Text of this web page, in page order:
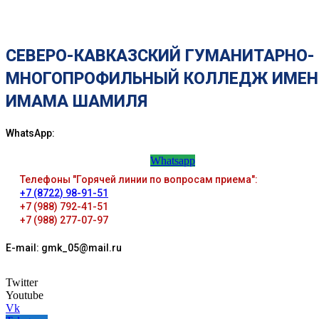
СЕВЕРО-КАВКАЗСКИЙ ГУМАНИТАРНО-
МНОГОПРОФИЛЬНЫЙ КОЛЛЕДЖ
ИМАМА ШАМИЛЯ
WhatsApp:
Whatsapp
Телефоны "Горячей линии по вопросам приема":
+7 (8722) 98-91-51
+7 (988) 792-41-51
+7 (988) 277-07-97
E-mail: gmk_05@mail.ru
Twitter
Youtube
Vk